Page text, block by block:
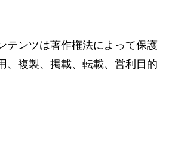
ンツは著作権法によって保護
、複製、掲載、転載、営利目的